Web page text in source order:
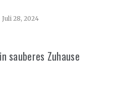
Juli 28, 2024
sauberes Zuhause